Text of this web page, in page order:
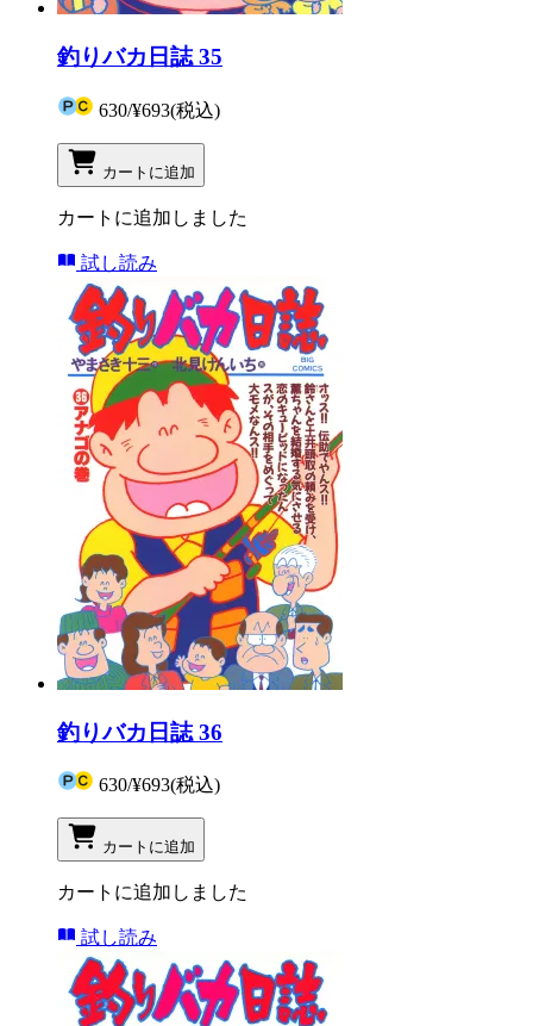
釣りバカ日誌 35
630/¥693(税込)
カートに追加
カートに追加しました
試し読み
釣りバカ日誌 36
630/¥693(税込)
カートに追加
カートに追加しました
試し読み